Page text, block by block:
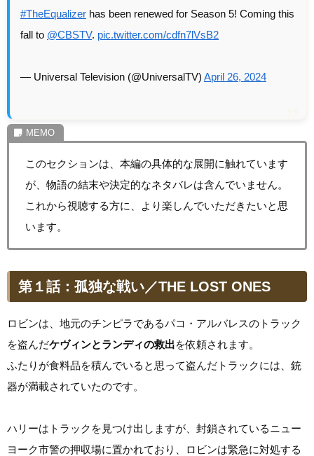
#TheEqualizer has been renewed for Season 5! Coming this
fall to @CBSTV. pic.twitter.com/cdfn7lVsB2
— Universal Television (@UniversalTV) April 26, 2024
このセクションは、本編の具体的な展開に触れています
が、物語の結末や決定的なネタバレは含んでいません。
これから視聴する方に、より楽しんでいただきたいと思
います。
第１話：孤独な戦い／THE LOST ONES
ロビンは、地元のチンピラであるパコ・アルバレスのトラック
を盗んだケヴィンとランディの救出を依頼されます。
ふたりが食料品を積んでいると思って盗んだトラックには、銃
器が満載されていたのです。
ハリーはトラックを見つけ出しますが、封鎖されているニュー
ヨーク市警の押収場に置かれており、ロビンは緊急に対処する